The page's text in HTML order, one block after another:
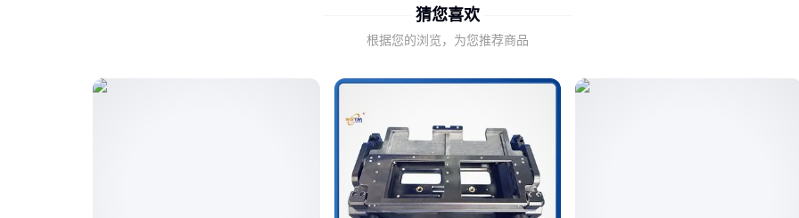
这种平衡在污水处理、VOCs治理等场景尤为关键——既要处
理量大，又要能耗低。比如处理含氯废气时，
：填料性能的微小差异，会在连续运行中被放大成可观的
二、从拉西环到矩鞍环：三代填料的进化逻辑
陶瓷填料的迭代史就是一部对抗"偏流"和"沟流"的历史：
猜您喜欢
根据您的浏览，为您推荐商品